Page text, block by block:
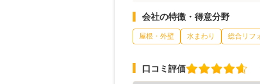
会社の特徴・得意分野
屋根・外壁 水まわり 総合リフ
口コミ評価